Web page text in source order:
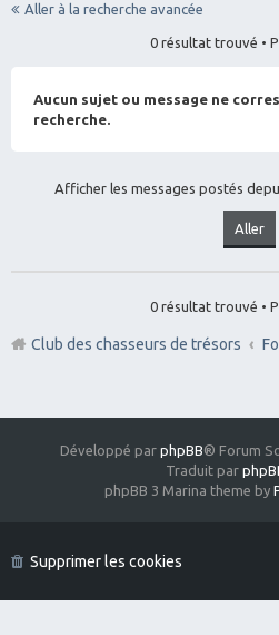
Aller à la recherche avancée
0 résultat trouvé •
Aucun sujet ou message ne
recherche.
Afficher les messages postés
0 résultat trouvé •
Club des chasseurs de trésors
Développé par phpBB® Forum
Traduit par
phpBB 3 Marina theme by
Supprimer les cookies